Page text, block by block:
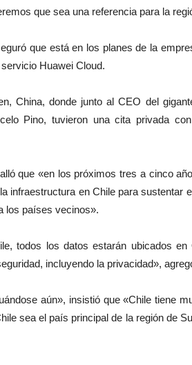
que sea una referencia para la
que está en los planes de la
Huawei Cloud.
China, donde junto al CEO del
Pino, tuvieron una cita privada
que «en los próximos tres a cinco
infraestructura en Chile para sustentar
los países vecinos».
todos los datos estarán ubicados en
incluyendo la privacidad»,
aún», insistió que «Chile tiene
sea el país principal de la región de